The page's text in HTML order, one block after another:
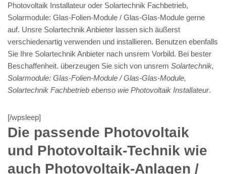
Photovoltaik Installateur oder Solartechnik Fachbetrieb,
Solarmodule: Glas-Folien-Module / Glas-Glas-Module gerne
auf. Unsre Solartechnik Anbieter lassen sich äußerst
verschiedenartig verwenden und installieren. Benutzen ebenfalls
Sie Ihre Solartechnik Anbieter nach unsrem Vorbild. Bei bester
Beschaffenheit. überzeugen Sie sich von unsrem Solartechnik,
Solarmodule: Glas-Folien-Module / Glas-Glas-Module,
Solartechnik Fachbetrieb ebenso wie Photovoltaik Installateur.
[/wpsleep]
Die passende Photovoltaik
und Photovoltaik-Technik wie
auch Photovoltaik-Anlagen /